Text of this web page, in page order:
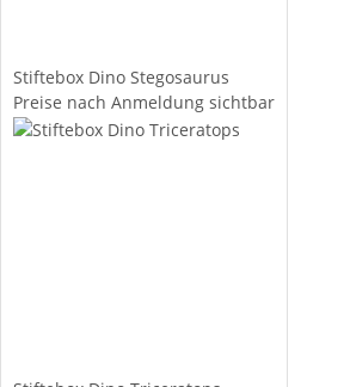
Stiftebox Dino Stegosaurus
Preise nach Anmeldung sichtbar